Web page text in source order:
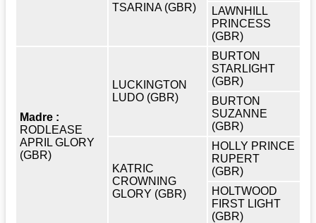
TSARINA (GBR)
LAWNHILL
PRINCESS
(GBR)
Madre :
RODLEASE
APRIL GLORY
(GBR)
LUCKINGTON
LUDO (GBR)
BURTON
STARLIGHT
(GBR)
BURTON
SUZANNE
(GBR)
KATRIC
CROWNING
GLORY (GBR)
HOLLY PRINCE
RUPERT
(GBR)
HOLTWOOD
FIRST LIGHT
(GBR)